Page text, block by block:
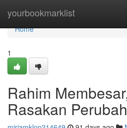
yourbookmarklist
Home
Home
1
Rahim
Rasakan